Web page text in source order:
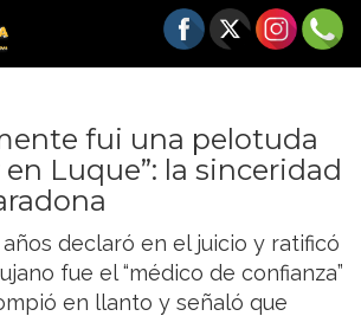
fui una pelotuda
Luque”: la sinceridad
declaró en el juicio y ratificó
fue el “médico de confianza”
en llanto y señaló que